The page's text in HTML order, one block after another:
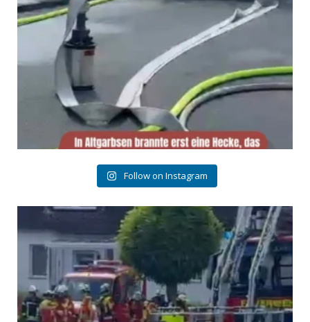
Follow on Instagram